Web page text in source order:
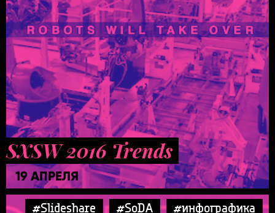
SXSW 2016 Trends
19 АПРЕЛЯ
#Slideshare #SoDA
#инфографика